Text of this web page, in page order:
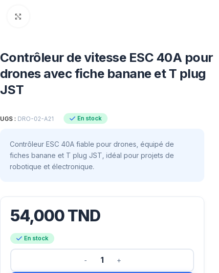
Contrôleur de vitesse ESC 40A pour
drones avec fiche banane et T plug
JST
UGS : DRO-02-A21 En stock
Contrôleur ESC 40A fiable pour drones, équipé de
fiches banane et T plug JST, idéal pour projets de
robotique et électronique.
54,000TND
En stock